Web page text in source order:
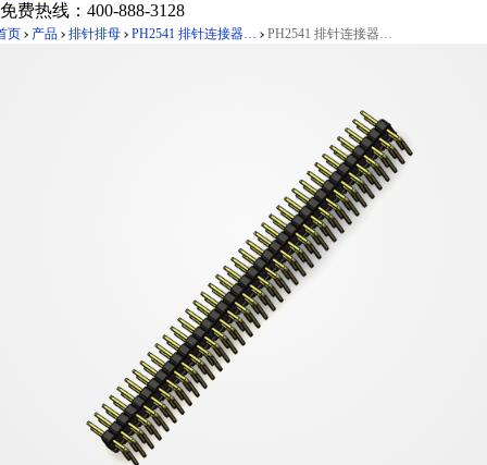
免费热线： 400-888-3128
页 产品 排针排母 PH2541 排针连接器 Pitch 2.54mm 90°双排 DIP 单塑排针 PC:3.0 PH2541 排针连接器 Pitch 2.54mm 90°双排 DIP 单塑排针 PC:3.0 2X37Pin 黑色 镀全金G/F